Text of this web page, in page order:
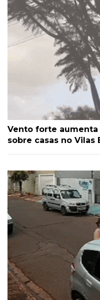
Vento forte
sobre casas no Vilas